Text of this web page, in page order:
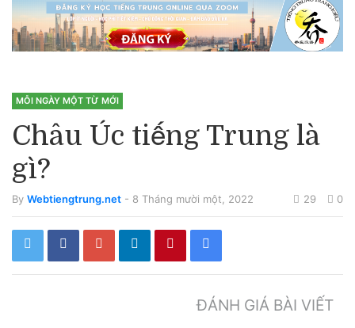
MỖI NGÀY MỘT TỪ MỚI
Châu Úc tiếng Trung là
gì?
By Webtiengtrung.net - 8 Tháng mười một, 2022 29 0
ĐÁNH GIÁ BÀI VIẾT